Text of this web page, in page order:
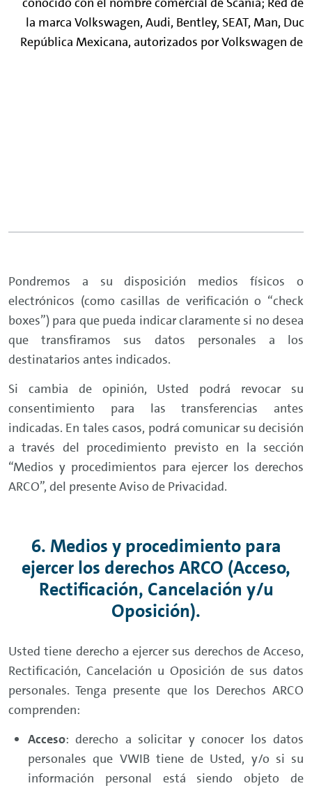
la marca Volkswagen, Audi, Bentley, SEAT, Man,
República Mexicana, autorizados por Volkswagen de
Pondremos a su disposición medios físicos o
electrónicos (como casillas de verificación o “check
boxes”) para que pueda indicar claramente si no desea
que transfiramos sus datos personales a los
destinatarios antes indicados.
Si cambia de opinión, Usted podrá revocar su
consentimiento para las transferencias antes
indicadas. En tales casos, podrá comunicar su decisión
a través del procedimiento previsto en la sección
“Medios y procedimientos para ejercer los derechos
ARCO”, del presente Aviso de Privacidad.
6. Medios y procedimiento para
ejercer los derechos ARCO (Acceso,
Rectificación, Cancelación y/u
Oposición).
Usted tiene derecho a ejercer sus derechos de Acceso,
Rectificación, Cancelación u Oposición de sus datos
personales. Tenga presente que los Derechos ARCO
comprenden:
Acceso: derecho a solicitar y conocer los datos
personales que VWIB tiene de Usted, y/o si su
información personal está siendo objeto de